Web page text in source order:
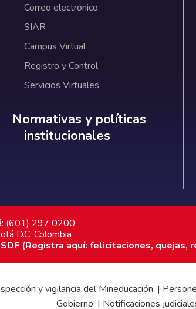
Correo electrónico
SIAR
Campus Virtual
Registro y Control
Servicios Virtuales
Normativas y políticas
Normativas y políticas
institucionales
(601) 297 0200
D.C. Colombia
(Registra aquí: felicitaciones, quejas,
y vigilancia del Mineducación. |
Gobierno. | Notificaciones